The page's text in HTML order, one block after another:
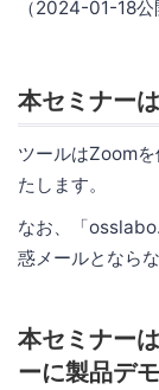
（2024-01-18公
本セミナー
ツールはZoom
たします。
なお、「
惑メールとなら
本セミナー
ーに製品デ